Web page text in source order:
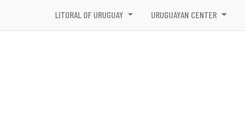
LITORAL OF URUGUAY URUGUAYAN CENTER